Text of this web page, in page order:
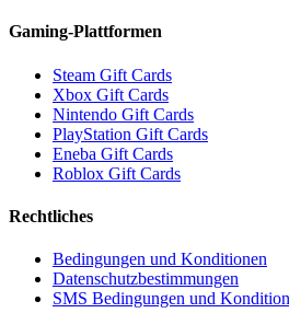
Gaming-Plattformen
Steam Gift Cards
Xbox Gift Cards
Nintendo Gift Cards
PlayStation Gift Cards
Eneba Gift Cards
Roblox Gift Cards
Rechtliches
Bedingungen und Konditionen
Datenschutzbestimmungen
SMS Bedingungen und